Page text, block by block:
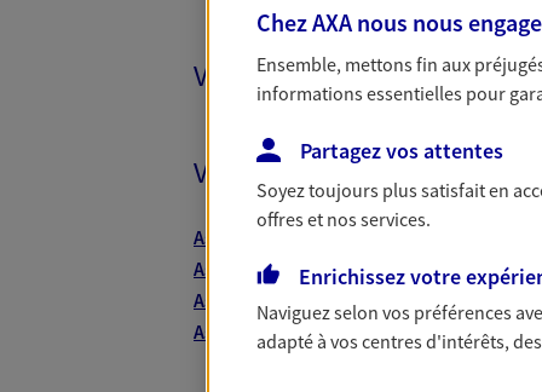
Ouvre demain à 09:30
01 44 27 07 89
N° Orias * (orias.fr) : 07031016
Vincent Huard
Agent général
Patrimoine
Vos agents et vos
Vos agents et vos conseillers
Assurance Bas-Rhin
Assurance Haute-Garonne
Assurance Nord
Assurance Yvelines
Chez AXA nous nous
Ensemble, mettons fin aux
informations essentielles pour
Partagez vos attentes
Soyez toujours plus satisfait en
offres et nos services.
Enrichissez votre
Naviguez selon vos préférences
adapté à vos centres d'intérêts,